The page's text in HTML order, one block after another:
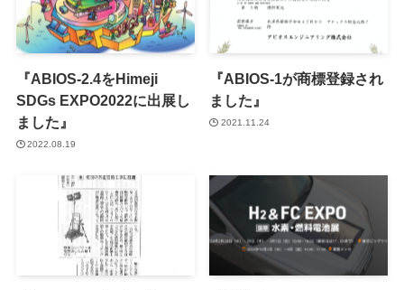
『ABIOS-2.4をHimeji
SDGs EXPO2022に出展し
ました』
2022.08.19
『ABIOS-1が商標登録され
ました』
2021.11.24